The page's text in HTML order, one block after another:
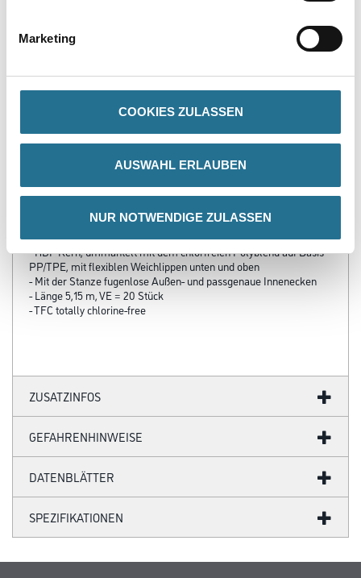
Marketing
COOKIES ZULASSEN
AUSWAHL ERLAUBEN
NUR NOTWENDIGE ZULASSEN
320ml Standard
Bitte einloggen, um Preise zu
PRODUKTEIGENSCHAFTEN
- HDF Kern, ummantelt mit dem chlorfreien Polyblend auf Basis
PP/TPE, mit flexiblen Weichlippen unten und oben
- Mit der Stanze fugenlose Außen- und passgenaue Innenecken
- Länge 5,15 m, VE = 20 Stück
- TFC totally chlorine-free
ZUSATZINFOS
GEFAHRENHINWEISE
DATENBLÄTTER
SPEZIFIKATIONEN